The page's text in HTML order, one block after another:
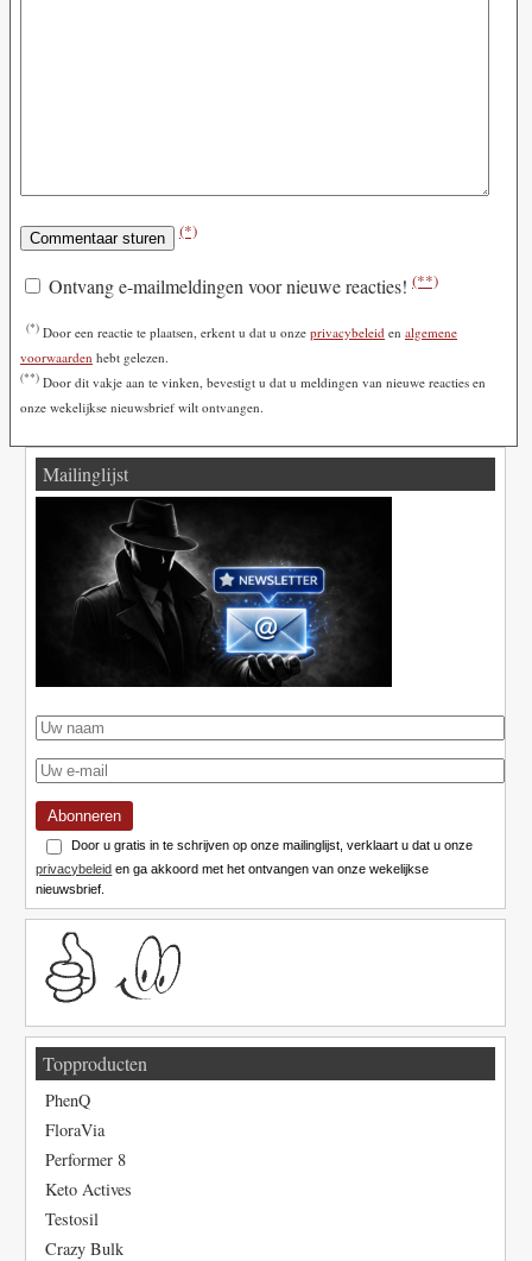
(*)
Ontvang e-mailmeldingen voor nieuwe reacties! (**)
(*) Door een reactie te plaatsen, erkent u dat u onze privacybeleid en algemene
voorwaarden hebt gelezen.
(**) Door dit vakje aan te vinken, bevestigt u dat u meldingen van nieuwe reacties en
onze wekelijkse nieuwsbrief wilt ontvangen.
Mailinglijst
Abonneren
Door u gratis in te schrijven op onze mailinglijst, verklaart u dat u onze
privacybeleid en ga akkoord met het ontvangen van onze wekelijkse
nieuwsbrief.
Topproducten
PhenQ
FloraVia
Performer 8
Keto Actives
Testosil
Crazy Bulk